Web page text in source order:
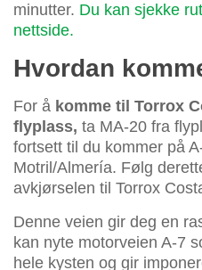
minutter. Du kan sjekke
nettside.
Hvordan
For å komme til Torrox
flyplass, ta MA-20 fra
fortsett til du kommer på
Motril/Almería. Følg
avkjørselen til Torrox
Denne veien gir deg en
kan nyte motorveien A-7
hele kysten og gir